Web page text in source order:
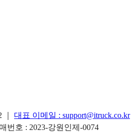
대표 이메일 : support@itruck.co.kr
번호 : 2023-강원인제-0074